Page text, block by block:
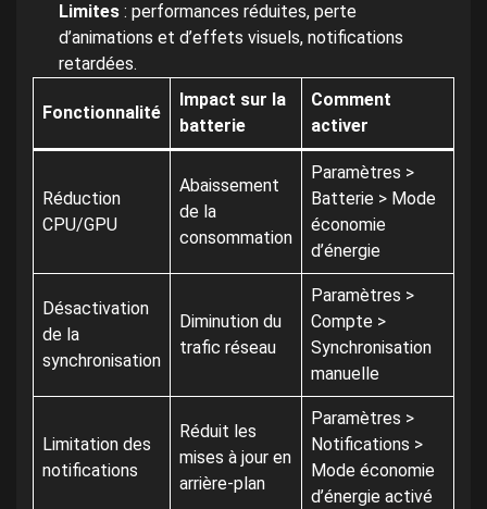
Limites : performances réduites, perte
d’animations et d’effets visuels, notifications
retardées.
Fonctionnalité
Impact sur la
batterie
Comment
activer
Réduction
CPU/GPU
Abaissement
de la
consommation
Paramètres >
Batterie > Mode
économie
d’énergie
Désactivation
de la
synchronisation
Diminution du
trafic réseau
Paramètres >
Compte >
Synchronisation
manuelle
Limitation des
notifications
Réduit les
mises à jour en
arrière-plan
Paramètres >
Notifications >
Mode économie
d’énergie activé